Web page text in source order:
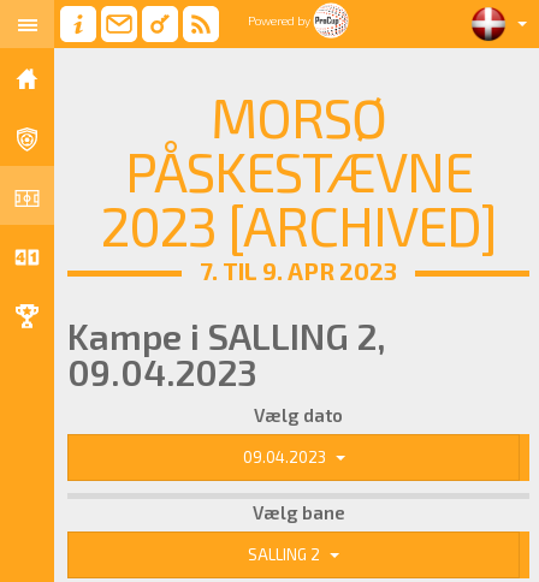
Powered by
MORSØ
PÅSKESTÆVNE
2023 [ARCHIVED]
7. TIL 9. APR 2023
Kampe i SALLING 2,
09.04.2023
Vælg dato
09.04.2023
Vælg bane
SALLING 2